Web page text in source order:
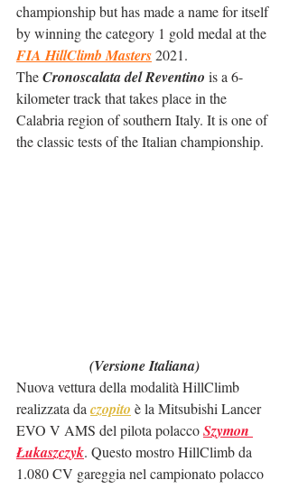
championship but has made a name for itself
by winning the category 1 gold medal at the
FIA HillClimb Masters2021.
The Cronoscalata del Reventino is a 6-
kilometer track that takes place in the
Calabria region of southern Italy. It is one of
the classic tests of the Italian championship.
(Versione Italiana)
Nuova vettura della modalità HillClimb
realizzata da czopito è la Mitsubishi Lancer
EVO V AMS del pilota polacco Szymon
Łukaszczyk. Questo mostro HillClimb da
1.080 CV gareggia nel campionato polacco